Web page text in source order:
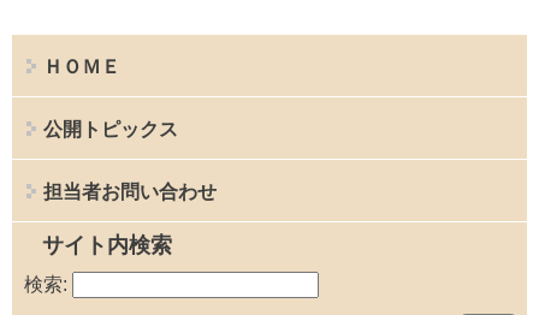
ＨＯＭＥ
公開トピックス
担当者お問い合わせ
サイト内検索
検索: